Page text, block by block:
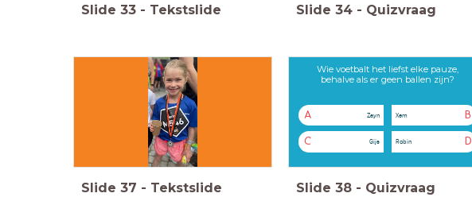
Slide 33 - Tekstslide Slide 34 - Quizvraag
Slide 37 - Tekstslide
Wie voetbalt het liefst elke pauze,
behalve als er geen ballen zijn?
A Zayn B
Xem
C Gijs D
Robin
Slide 38 - Quizvraag